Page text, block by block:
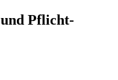
und Pflicht­